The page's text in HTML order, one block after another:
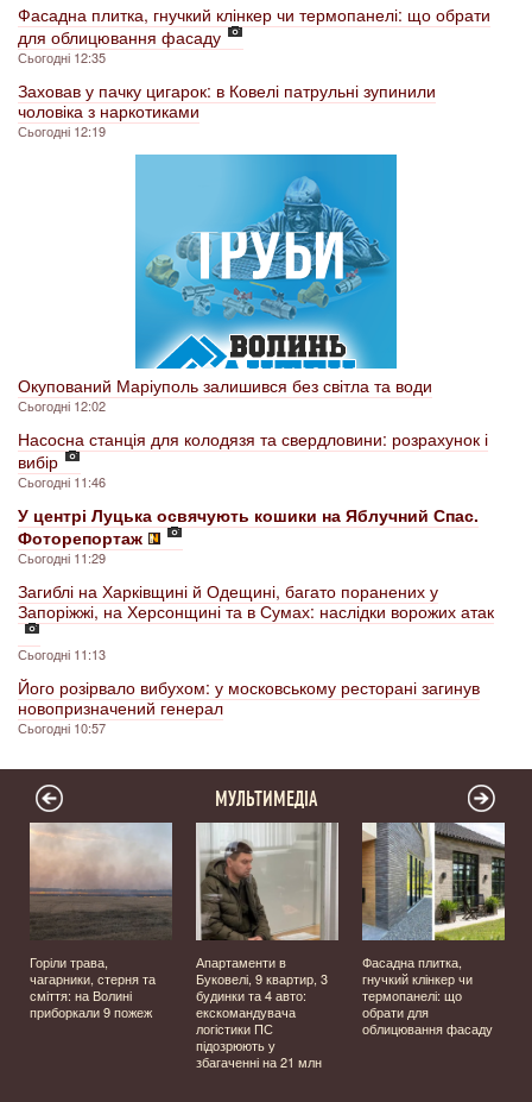
Фасадна плитка, гнучкий клінкер чи термопанелі: що обрати
для облицювання фасаду
Сьогодні 12:35
Заховав у пачку цигарок: в Ковелі патрульні зупинили
чоловіка з наркотиками
Сьогодні 12:19
Окупований Маріуполь залишився без світла та води
Сьогодні 12:02
Насосна станція для колодязя та свердловини: розрахунок і
вибір
Сьогодні 11:46
У центрі Луцька освячують кошики на Яблучний Спас.
Фоторепортаж
Сьогодні 11:29
Загиблі на Харківщині й Одещині, багато поранених у
Запоріжжі, на Херсонщині та в Сумах: наслідки ворожих атак
Сьогодні 11:13
Його розірвало вибухом: у московському ресторані загинув
новопризначений генерал
Сьогодні 10:57
МУЛЬТИМЕДІА
Горіли трава,
чагарники, стерня та
сміття: на Волині
приборкали 9 пожеж
Апартаменти в
Буковелі, 9 квартир, 3
будинки та 4 авто:
екскомандувача
логістики ПС
підозрюють у
збагаченні на 21 млн
Фасадна плитка,
гнучкий клінкер чи
термопанелі: що
обрати для
облицювання фасаду